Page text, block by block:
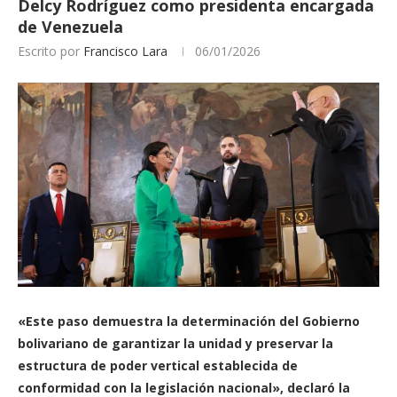
Delcy Rodríguez como presidenta encargada
de Venezuela
Escrito por Francisco Lara 06/01/2026
«Este paso demuestra la determinación del Gobierno
bolivariano de garantizar la unidad y preservar la
estructura de poder vertical establecida de
conformidad con la legislación nacional», declaró la